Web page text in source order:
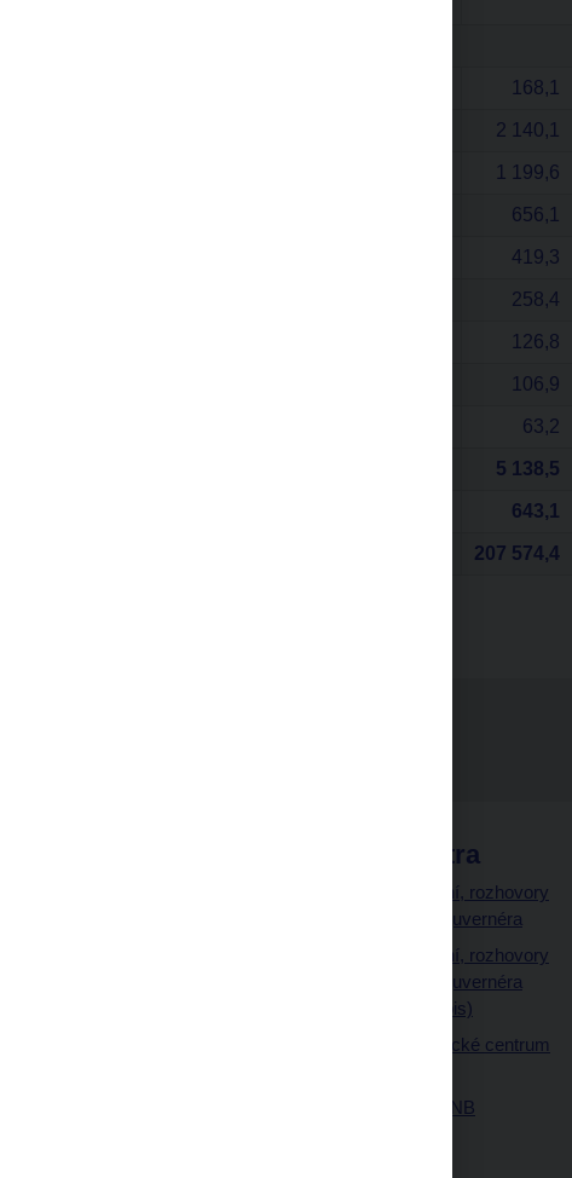
168,1
2 140,1
1 199,6
656,1
419,3
258,4
126,8
106,9
63,2
5 138,5
643,1
207 574,4
ČNB extra
Vystoupení, rozhovory
a články guvernéra
Vystoupení, rozhovory
a články guvernéra
(úplný výpis)
Návštěvnické centrum
Historie ČNB